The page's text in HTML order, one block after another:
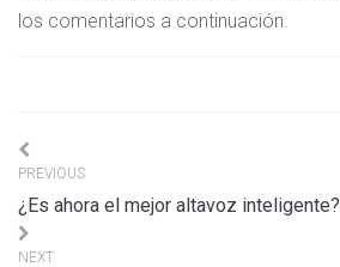
los comentarios a continuación.
Navigation
de
l’article
PREVIOUS
¿Es ahora el mejor altavoz inteligente?
NEXT